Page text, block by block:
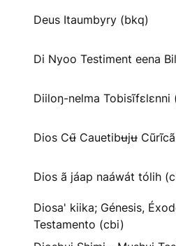
Deus Itaumbyry (bkq)
Di Nyoo Testiment eena
Diiloŋ-nelma Tobisĩfɛlɛnni
Dios Cʉ̃ Cauetibʉjʉ
Dios ã jáap naáwát tólih
Diosa' kiika; Génesis,
Testamento (cbi)